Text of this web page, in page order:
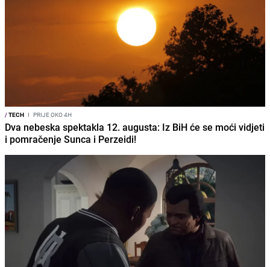
/TECH I PRIJE OKO 4H
Dva nebeska spektakla 12. augusta: Iz BiH će se moći vidjeti
i pomračenje Sunca i Perzeidi!